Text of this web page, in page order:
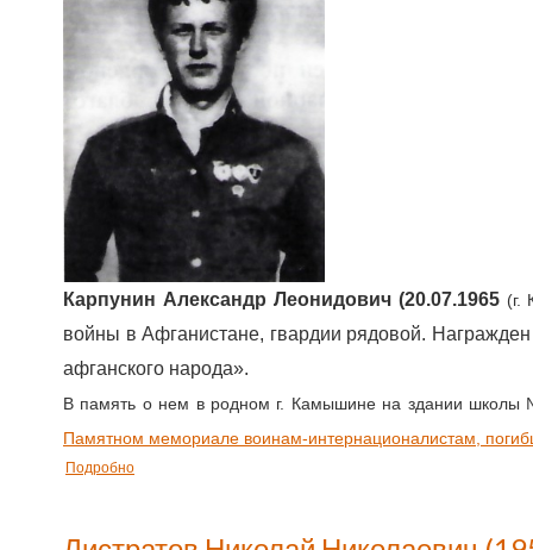
Карпунин Александр Леонидович (20.07.1965(г.
войны в Афганистане, гвардии рядовой.
афганского народа».
В память о нем в родном г. Камышине на здании школы
Памятном мемориале воинам-интернационалистам,
Подробно